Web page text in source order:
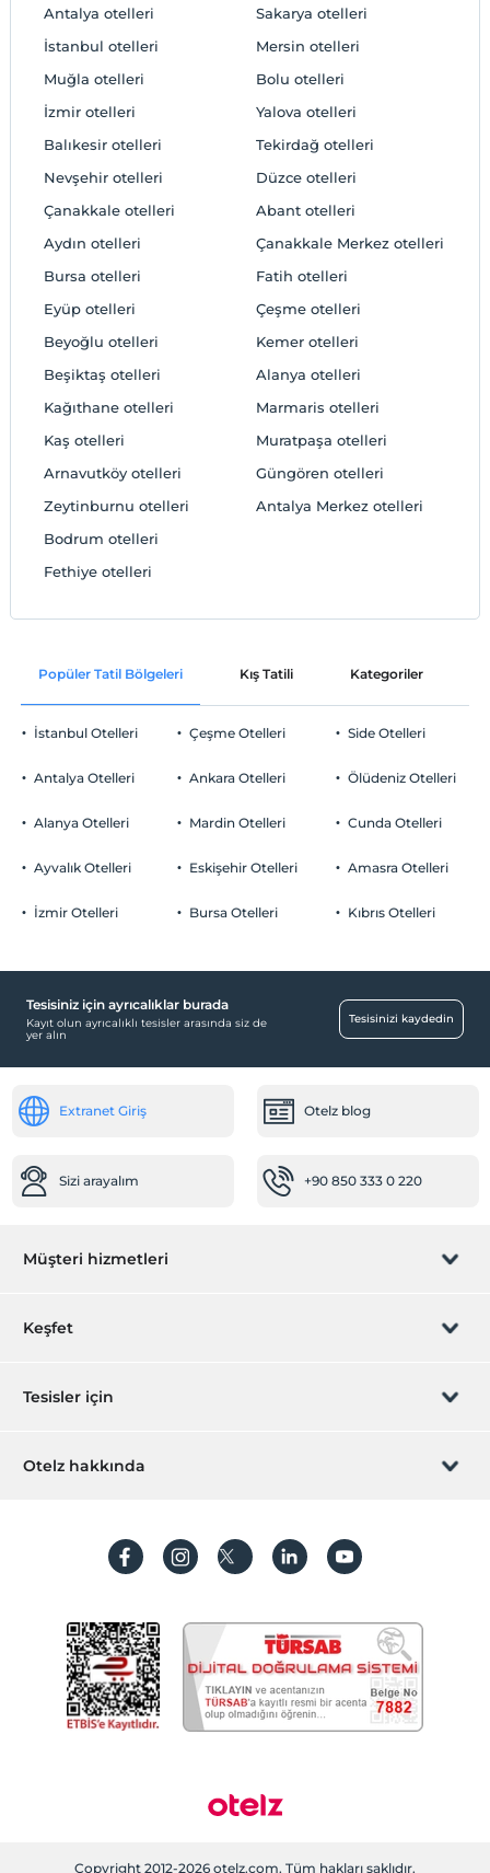
Antalya otelleri
İstanbul otelleri
Muğla otelleri
İzmir otelleri
Balıkesir otelleri
Nevşehir otelleri
Çanakkale otelleri
Aydın otelleri
Bursa otelleri
Sakarya otelleri
Mersin otelleri
Bolu otelleri
Yalova otelleri
Tekirdağ otelleri
Düzce otelleri
Abant otelleri
Çanakkale Merkez otelleri
Fatih otelleri
Eyüp otelleri
Beyoğlu otelleri
Beşiktaş otelleri
Kağıthane otelleri
Kaş otelleri
Arnavutköy otelleri
Zeytinburnu otelleri
Bodrum otelleri
Fethiye otelleri
Çeşme otelleri
Kemer otelleri
Alanya otelleri
Marmaris otelleri
Muratpaşa otelleri
Güngören otelleri
Antalya Merkez otelleri
Popüler Tatil Bölgeleri Kış Tatili Kategoriler
İstanbul Otelleri
Antalya Otelleri
Alanya Otelleri
Ayvalık Otelleri
İzmir Otelleri
Çeşme Otelleri
Ankara Otelleri
Mardin Otelleri
Eskişehir Otelleri
Bursa Otelleri
Side Otelleri
Ölüdeniz Otelleri
Cunda Otelleri
Amasra Otelleri
Kıbrıs Otelleri
Tesisiniz için ayrıcalıklar burada
Kayıt olun ayrıcalıklı tesisler arasında siz de
yer alın
Tesisinizi kaydedin
Extranet Giriş Otelz blog
Sizi arayalım +90 850 333 0 220
Müşteri hizmetleri
Rezervasyon yönet
Sıkça sorulan sorular
İşlem rehberi
Keşfet
Hediye Kart
Hesap oluştur
Tesisler için
Hemen tesisinizi ekleyin
Otelz hakkında
Koşullar ve şartlar
Aydınlatma metni
Çerez politikamız
Copyright 2012-2026 otelz.com. Tüm hakları saklıdır.